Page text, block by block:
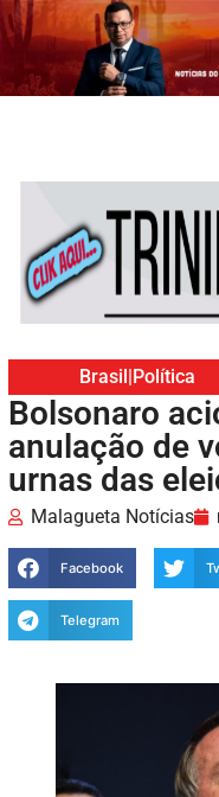
Brasil|Política
Bolsonaro
anulação de
urnas das
Malagueta Notícias
Facebook
Telegram